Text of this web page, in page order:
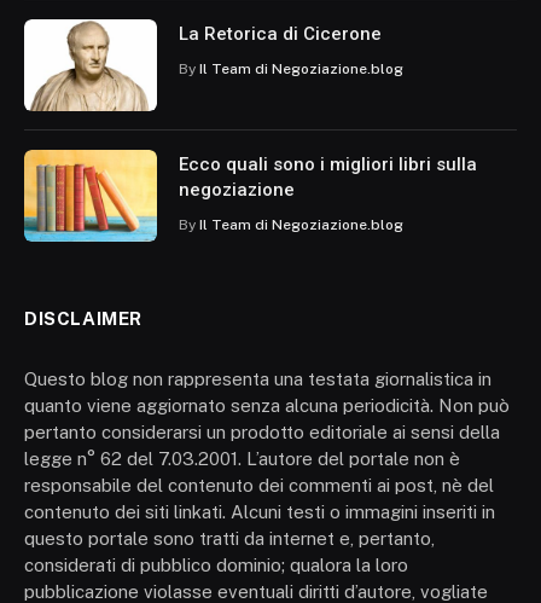
La Retorica di Cicerone
By Il Team di Negoziazione.blog
Ecco quali sono i migliori libri sulla
negoziazione
By Il Team di Negoziazione.blog
DISCLAIMER
Questo blog non rappresenta una testata giornalistica in
quanto viene aggiornato senza alcuna periodicità. Non può
pertanto considerarsi un prodotto editoriale ai sensi della
legge n° 62 del 7.03.2001. L’autore del portale non è
responsabile del contenuto dei commenti ai post, nè del
contenuto dei siti linkati. Alcuni testi o immagini inseriti in
questo portale sono tratti da internet e, pertanto,
considerati di pubblico dominio; qualora la loro
pubblicazione violasse eventuali diritti d’autore, vogliate